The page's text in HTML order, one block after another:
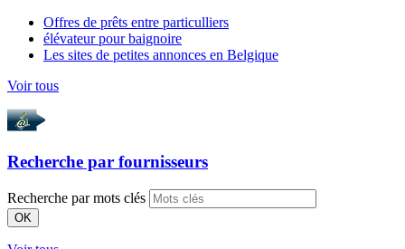
Offres de prêts entre particulliers
élévateur pour baignoire
Les sites de petites annonces en Belgique
Voir tous
Recherche par fournisseurs
Recherche par mots clés
OK